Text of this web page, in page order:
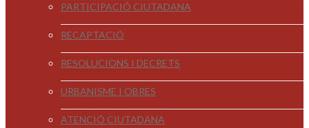
PARTICIPACIÓ CIUTADANA
RECAPTACIÓ
RESOLUCIONS I DECRETS
URBANISME I OBRES
ATENCIÓ CIUTADANA